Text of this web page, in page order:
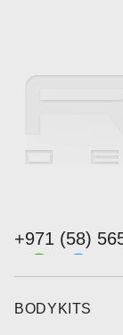
+971 (58)
BODYKITS